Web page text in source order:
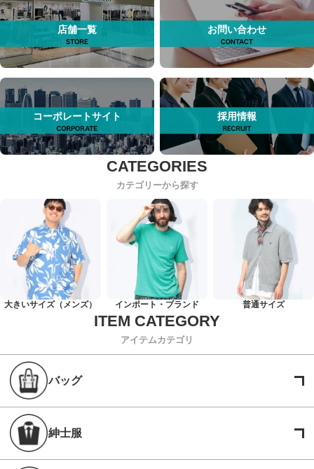
店舗一覧 お問い合わせ
コーポレートサイト 採用情報
カテゴリーから探す
大きいサイズ（メンズ） インポート・ブランド 普通サイズ
アイテムカテゴリ
バッグ
紳士服